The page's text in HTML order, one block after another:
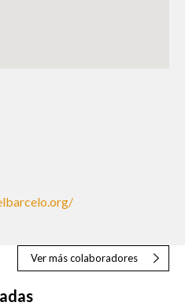
Ver más colaboradores